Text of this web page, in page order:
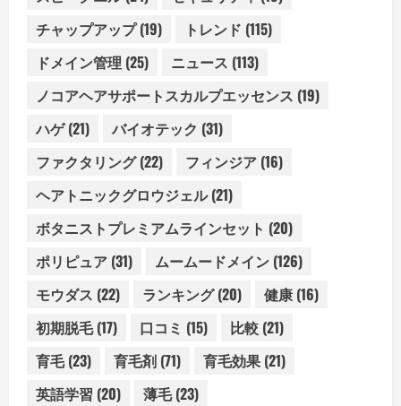
チャップアップ(19) トレンド (115)
ドメイン管理 (25) ニュース (113)
ノコアヘアサポートスカルプエッセンス (19)
ハゲ(21) バイオテック (31)
ファクタリング(22) フィンジア (16)
ヘアトニックグロウジェル(21)
ボタニストプレミアムラインセット (20)
ポリピュア (31) ムームードメイン (126)
モウダス (22) ランキング(20) 健康 (16)
初期脱毛(17) 口コミ (15) 比較 (21)
育毛(23) 育毛剤 (71) 育毛効果 (21)
英語学習 (20) 薄毛(23)